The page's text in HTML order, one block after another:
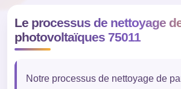
Le processus de nettoyage
photovoltaïques 75011
Notre processus de nettoyage de